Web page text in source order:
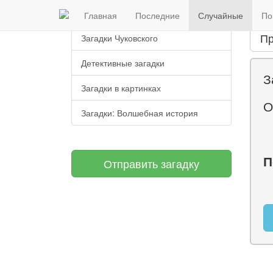
Главная Последние Случайные
Загадки старца Фура
Загадки Чуковского
Детективные загадки
Загадки в картинках
Загадки: Волшебная история
Отправить загадку